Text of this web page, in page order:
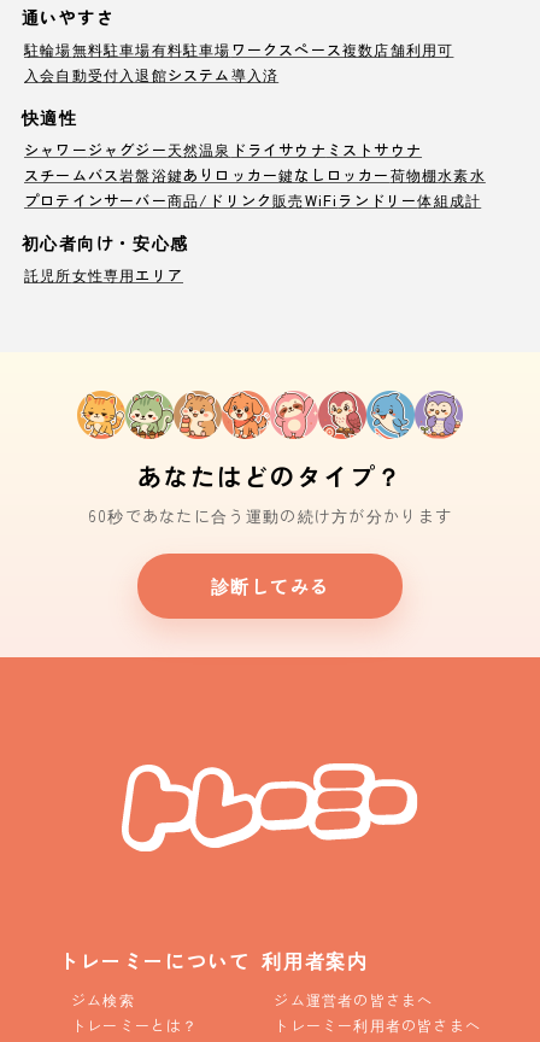
通いやすさ
駐輪場無料駐車場有料駐車場ワークスペース複数店舗利用可
入会自動受付 入退館システム導入済
快適性
シャワージャグジー天然温泉 ドライサウナ ミストサウナ
スチームバス岩盤浴鍵ありロッカー鍵なしロッカー荷物棚水素水
プロテインサーバー商品/ドリンク販売WiFi ランドリー体組成計
初心者向け・安心感
託児所女性専用エリア
あなたはどのタイプ？
60秒であなたに合う運動の続け方が分かります
診断してみる
トレーミーについて
ジム検索
トレーミーとは？
利用者案内
ジム運営者の皆さまへ
トレーミー利用者の皆さまへ